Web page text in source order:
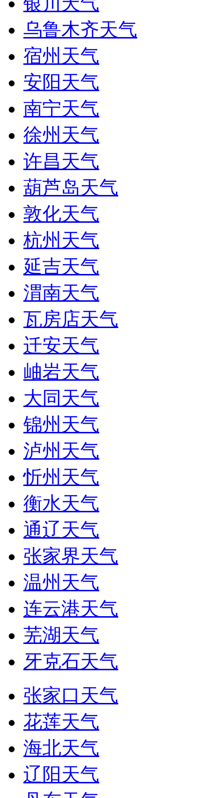
乌鲁木齐天气
宿州天气
安阳天气
南宁天气
徐州天气
许昌天气
葫芦岛天气
敦化天气
杭州天气
延吉天气
渭南天气
瓦房店天气
迁安天气
岫岩天气
大同天气
锦州天气
泸州天气
忻州天气
衡水天气
通辽天气
张家界天气
温州天气
连云港天气
芜湖天气
牙克石天气
张家口天气
花莲天气
海北天气
辽阳天气